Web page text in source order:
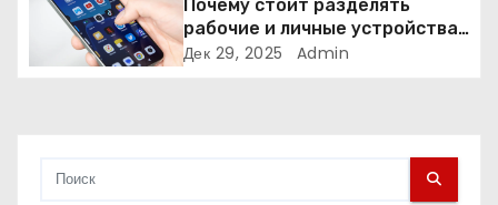
я
Почему стоит разделять
рабочие и личные устройства
— и чем опасно всё смешивать
Дек 29, 2025 Admin